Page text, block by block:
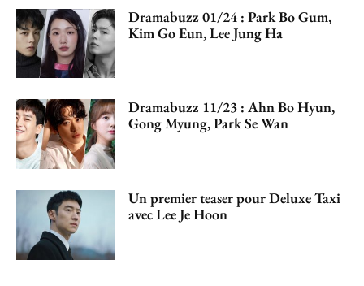
Dramabuzz 01/24 : Park Bo Gum,
Kim Go Eun, Lee Jung Ha
Dramabuzz 11/23 : Ahn Bo Hyun,
Gong Myung, Park Se Wan
Un premier teaser pour Deluxe Taxi
avec Lee Je Hoon